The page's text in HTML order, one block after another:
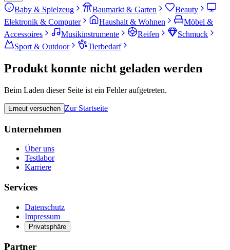
Baby & Spielzeug Baumarkt & Garten
Beauty
Elektronik & Computer
Haushalt & Wohnen
Möbel &
Accessoires
Musikinstrumente Reifen
Schmuck
Sport & Outdoor
Tierbedarf
Produkt konnte nicht geladen werden
Beim Laden dieser Seite ist ein Fehler aufgetreten.
Erneut versuchen Zur Startseite
Unternehmen
Über uns
Testlabor
Karriere
Services
Datenschutz
Impressum
Privatsphäre
Partner